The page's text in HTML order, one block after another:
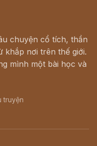
chuyện cổ tích, thần
khắp nơi trên thế giới.
mình một bài học và
truyện